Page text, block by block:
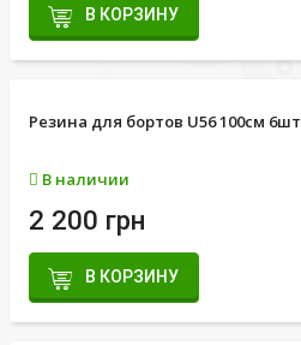
В КОРЗИНУ
Резина для бортов U56 100см 6шт
В наличии
2 200 грн
В КОРЗИНУ